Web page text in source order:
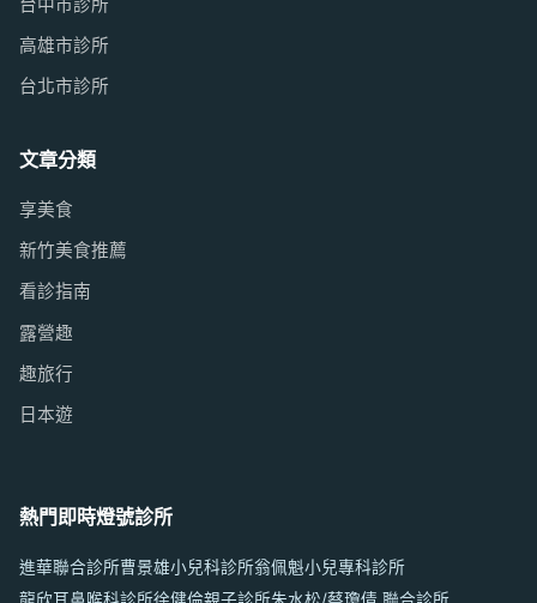
台中市診所
高雄市診所
台北市診所
文章分類
享美食
新竹美食推薦
看診指南
露營趣
趣旅行
日本遊
熱門即時燈號診所
進華聯合診所曹景雄小兒科診所翁佩魁小兒專科診所
龍欣耳鼻喉科診所徐健倫親子診所朱水松/蔡瓊倩 聯合診所